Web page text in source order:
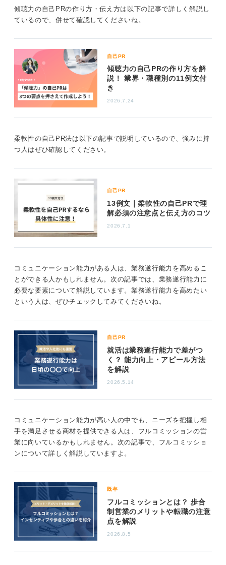
傾聴力の自己PRの作り方・伝え方は以下の記事で詳しく解説し
ているので、併せて確認してくださいね。
自己PR
傾聴力の自己PRの作り方を解
説！ 業界・職種別の11例文付
き
2026.7.24
柔軟性の自己PR法は以下の記事で説明しているので、強みに持
つ人はぜひ確認してください。
自己PR
13例文｜柔軟性の自己PRで理
解必須の注意点と伝え方のコツ
2026.7.1
コミュニケーション能力がある人は、業務遂行能力を高めるこ
とができる人かもしれません。次の記事では、業務遂行能力に
必要な要素について解説しています。業務遂行能力を高めたい
という人は、ぜひチェックしてみてくださいね。
自己PR
就活は業務遂行能力で差がつ
く？ 能力向上・アピール方法
を解説
2026.5.14
コミュニケーション能力が高い人の中でも、ニーズを把握し相
手を満足させる商材を提供できる人は、フルコミッションの営
業に向いているかもしれません。次の記事で、フルコミッショ
ンについて詳しく解説していますよ。
既卒
フルコミッションとは？ 歩合
制営業のメリットや転職の注意
点を解説
2026.8.5